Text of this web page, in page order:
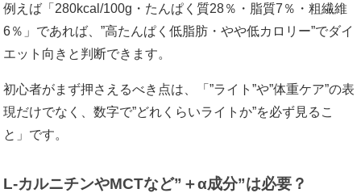
例えば「280kcal/100g・たんぱく質28％・脂質7％・粗繊維
6％」であれば、”高たんぱく低脂肪・やや低カロリー”でダイ
エット向きと判断できます。
初心者がまず押さえるべき点は、「”ライト”や”体重ケア”の表
現だけでなく、数字で”どれくらいライトか”を必ず見るこ
と」です。
L-カルニチンやMCTなど”＋α成分”は必要？